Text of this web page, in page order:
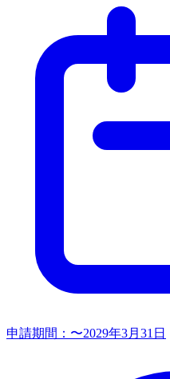
申請期間： 〜2029年3月31日